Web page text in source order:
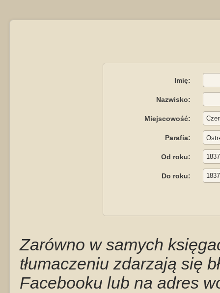
Imię:
Nazwisko:
Miejscowość:
Parafia:
Od roku:
Do roku:
Zarówno w samych
tłumaczeniu zdarzają się
Facebooku lub na adres